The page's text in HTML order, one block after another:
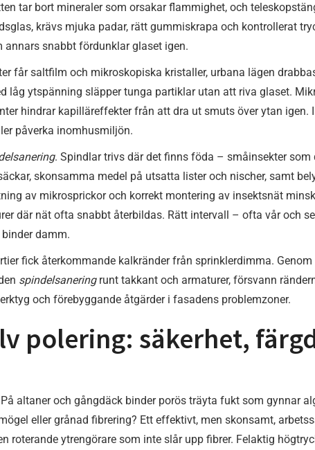
tar bort mineraler som orsakar flammighet, och
krävs mjuka padar, rätt gummiskrapa och kontrollerat
snabbt fördunklar glaset igen.
får saltfilm och mikroskopiska kristaller, urbana lägen
ytspänning släpper tunga partiklar utan att riva glaset.
hindrar kapilläreffekter från att dra ut smuts över ytan
påverka inomhusmiljön.
. Spindlar trivs där det finns föda – småinsekter
skonsamma medel på utsatta lister och nischer, samt
av mikrosprickor och korrekt montering av insektsnät
där nät ofta snabbt återbildas. Rätt intervall – ofta vår och
damm.
fick återkommande kalkränder från sprinklerdimma.
spindelsaneringrunt takkant och armaturer, försvann
och förebyggande åtgärder i fasadens problemzoner.
polering: säkerhet,
altaner och gångdäck binder porös träyta fukt som gynnar
eller grånad fibrering? Ett effektivt, men skonsamt,
roterande ytrengörare som inte slår upp fibrer. Felaktig